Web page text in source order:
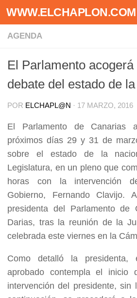
Saltar al contenido
WWW.ELCHAPLON.COM
AGENDA
El Parlamento
debate del estado de
POR ELCHAPL@N · 17 MARZO, 2016
El Parlamento de Canarias
próximos días 29 y 31 de
sobre el estado de la
Legislatura, en un pleno que
horas con la intervención
Gobierno, Fernando Clavijo.
presidenta del Parlamento de
Darias, tras la reunión de la
celebrada este viernes en la
Como detalló la
aprobado contempla el inicio
intervención del presidente, sin